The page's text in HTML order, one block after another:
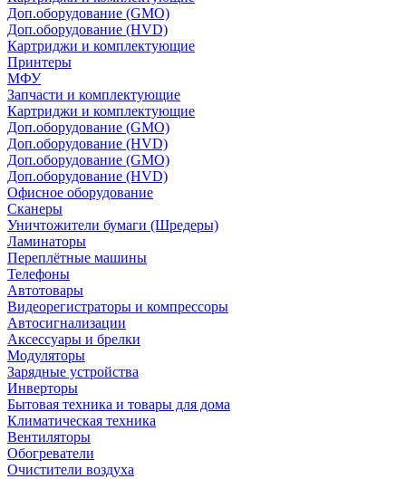
Доп.оборудование (GMO)
Доп.оборудование (HVD)
Картриджи и комплектующие
Принтеры
МФУ
Запчасти и комплектующие
Картриджи и комплектующие
Доп.оборудование (GMO)
Доп.оборудование (HVD)
Доп.оборудование (GMO)
Доп.оборудование (HVD)
Офисное оборудование
Сканеры
Уничтожители бумаги (Шредеры)
Ламинаторы
Переплётные машины
Телефоны
Автотовары
Видеорегистраторы и компрессоры
Автосигнализации
Аксессуары и брелки
Модуляторы
Зарядные устройства
Инверторы
Бытовая техника и товары для дома
Климатическая техника
Вентиляторы
Обогреватели
Очистители воздуха